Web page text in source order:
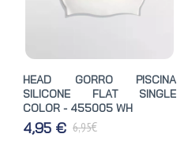
HEAD GORRO PISCINA
SILICONE FLAT SINGLE
COLOR - 455005 WH
4,95 € 6,95€